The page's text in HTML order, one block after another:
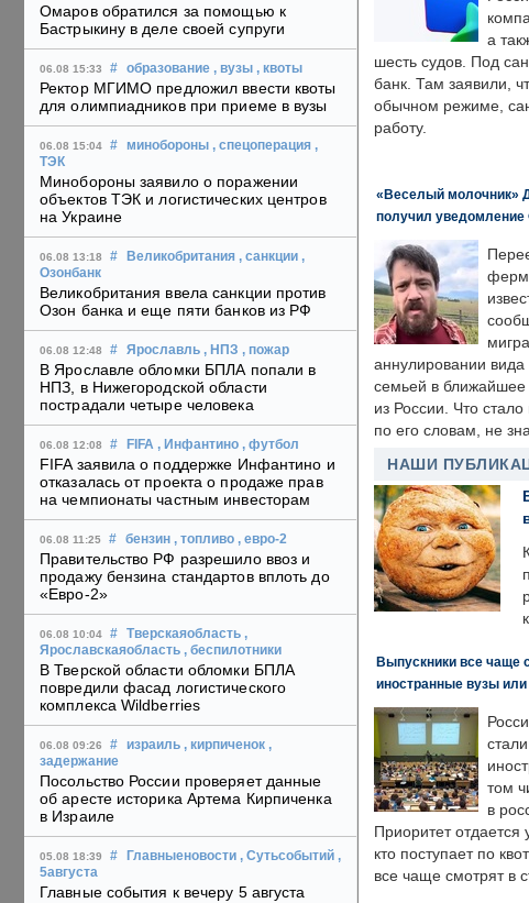
Омаров обратился за помощью к
Бастрыкину в деле своей супруги
06.08 15:33 # образование , вузы , квоты
Ректор МГИМО предложил ввести квоты
для олимпиадников при приеме в вузы
06.08 15:04 # минобороны , спецоперация ,
ТЭК
Минобороны заявило о поражении
объектов ТЭК и логистических центров
на Украине
06.08 13:18 # Великобритания , санкции ,
Озонбанк
Великобритания ввела санкции против
Озон банка и еще пяти банков из РФ
06.08 12:48 # Ярославль , НПЗ , пожар
В Ярославле обломки БПЛА попали в
НПЗ, в Нижегородской области
пострадали четыре человека
06.08 12:08 # FIFA , Инфантино , футбол
FIFA заявила о поддержке Инфантино и
отказалась от проекта о продаже прав
на чемпионаты частным инвесторам
06.08 11:25 # бензин , топливо , евро-2
Правительство РФ разрешило ввоз и
продажу бензина стандартов вплоть до
«Евро-2»
06.08 10:04 # Тверскаяобласть ,
Ярославскаяобласть , беспилотники
В Тверской области обломки БПЛА
повредили фасад логистического
комплекса Wildberries
06.08 09:26 # израиль , кирпиченок ,
задержание
Посольство России проверяет данные
об аресте историка Артема Кирпиченка
в Израиле
05.08 18:39 # Главныеновости , Сутьсобытий ,
5августа
Главные события к вечеру 5 августа
а
шесть судов. Под
банк. Там заявили,
обычном режиме,
работу.
«Веселый молочник»
получил
аннулировании вида
семьей в
из России. Что
по его словам, не
НАШИ
Выпускники все чаще
иностранные вузы
том
в
Приоритет
кто поступает по
все чаще смотрят в